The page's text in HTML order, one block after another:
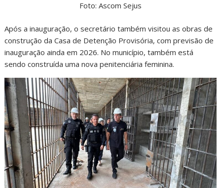
Foto: Ascom Sejus
Após a inauguração, o secretário também visitou as obras de
construção da Casa de Detenção Provisória, com previsão de
inauguração ainda em 2026. No município, também está
sendo construída uma nova penitenciária feminina.